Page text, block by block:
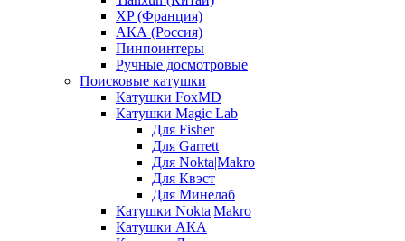
XP (Франция)
АКА (Россия)
Пинпоинтеры
Ручные досмотровые
Поисковые катушки
Катушки FoxMD
Катушки Magic Lab
Для Fisher
Для Garrett
Для Nokta|Makro
Для Квэст
Для Минелаб
Катушки Nokta|Makro
Катушки АКА